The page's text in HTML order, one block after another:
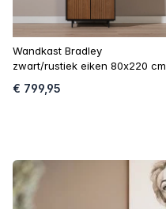
Wandkast Bradley
zwart/rustiek eiken 80x220 cm
€ 799,95